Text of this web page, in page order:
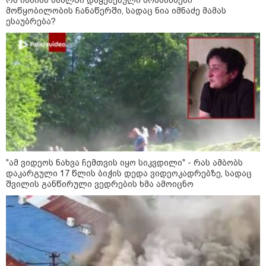
13:24 / 07-08-2026
"საქართველოსთვის თქვენზე ნაკლები
მებრძოლის დედა ვატირე!" - რას ამბობს
გიორგი ბარამიძე პროკურატურის
განცხადების შემდეგ
19:05 / 07-08-2026
მოწყობილობის ჩანაწერში, სადაც ნია იმნაძე მამას
ესაუბრება?
"ამ ვიდეოს ნახვა ჩემთვის იყო სიკვდილი" - რას ამბობს
დაკარგული 17 წლის ბიჭის დედა ვიდეოკადრებზე, სადაც
შვილის განწირული ვედრების ხმა ამოიცნო